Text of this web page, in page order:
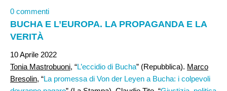
0 commenti
BUCHA E L’EUROPA. LA PROPAGANDA E LA
VERITÀ
10 Aprile 2022
Tonia Mastrobuoni, “L’eccidio di Bucha” (Repubblica). Marco
Bresolin, “La promessa di Von der Leyen a Bucha: i colpevoli